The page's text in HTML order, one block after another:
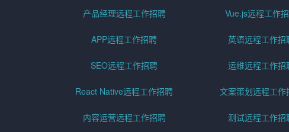
产品经理远程工作招聘 Vue.js远程工作
APP远程工作招聘 英语远程工作招
SEO远程工作招聘 运维远程工作招
React Native远程工作招聘 文案策划远程工作
内容运营远程工作招聘 测试远程工作招